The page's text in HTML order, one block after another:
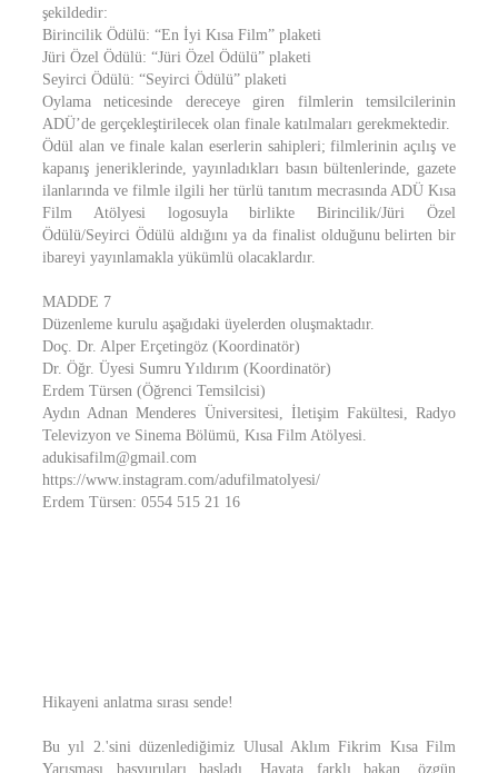
şekildedir:
Birincilik Ödülü: “En İyi Kısa Film” plaketi
Jüri Özel Ödülü: “Jüri Özel Ödülü” plaketi
Seyirci Ödülü: “Seyirci Ödülü” plaketi
Oylama neticesinde dereceye giren filmlerin temsilcilerinin
ADÜ’de gerçekleştirilecek olan finale katılmaları gerekmektedir.
Ödül alan ve finale kalan eserlerin sahipleri; filmlerinin açılış ve
kapanış jeneriklerinde, yayınladıkları basın bültenlerinde, gazete
ilanlarında ve filmle ilgili her türlü tanıtım mecrasında ADÜ Kısa
Film Atölyesi logosuyla birlikte Birincilik/Jüri Özel
Ödülü/Seyirci Ödülü aldığını ya da finalist olduğunu belirten bir
ibareyi yayınlamakla yükümlü olacaklardır.
MADDE 7
Düzenleme kurulu aşağıdaki üyelerden oluşmaktadır.
Doç. Dr. Alper Erçetingöz (Koordinatör)
Dr. Öğr. Üyesi Sumru Yıldırım (Koordinatör)
Erdem Türsen (Öğrenci Temsilcisi)
Aydın Adnan Menderes Üniversitesi, İletişim Fakültesi, Radyo
Televizyon ve Sinema Bölümü, Kısa Film Atölyesi.
adukisafilm@gmail.com
https://www.instagram.com/adufilmatolyesi/
Erdem Türsen: 0554 515 21 16
Hikayeni anlatma sırası sende!
Bu yıl 2.'sini düzenlediğimiz Ulusal Aklım Fikrim Kısa Film
Yarışması başvuruları başladı. Hayata farklı bakan, özgün